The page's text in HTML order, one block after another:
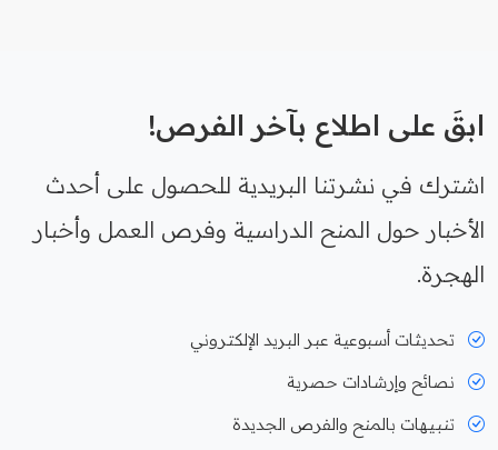
ابقَ على اطلاع بآخر الفرص!
اشترك في نشرتنا البريدية للحصول على أحدث
الأخبار حول المنح الدراسية وفرص العمل وأخبار
الهجرة.
تحديثات أسبوعية عبر البريد الإلكتروني
نصائح وإرشادات حصرية
تنبيهات بالمنح والفرص الجديدة